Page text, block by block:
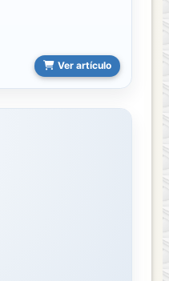
Ver artículo